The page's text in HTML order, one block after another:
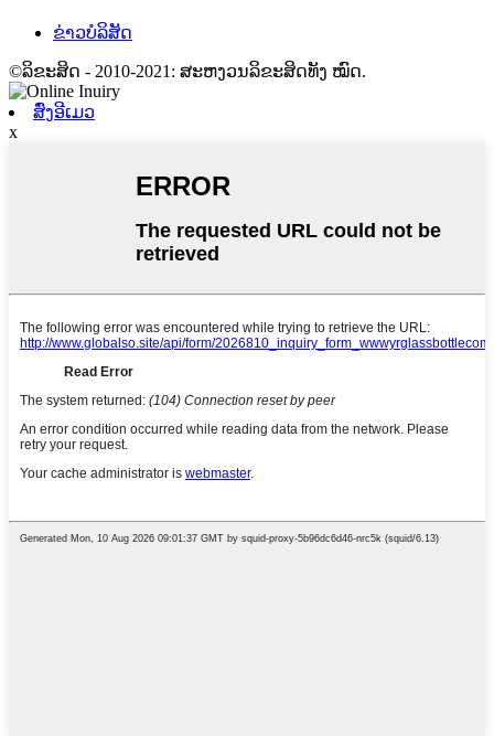
ຂ່າວບໍລິສັດ
©ລິຂະສິດ - 2010-2021: ສະຫງວນລິຂະສິດທັງ ໝົດ.
ສົ່ງອີເມວ
x